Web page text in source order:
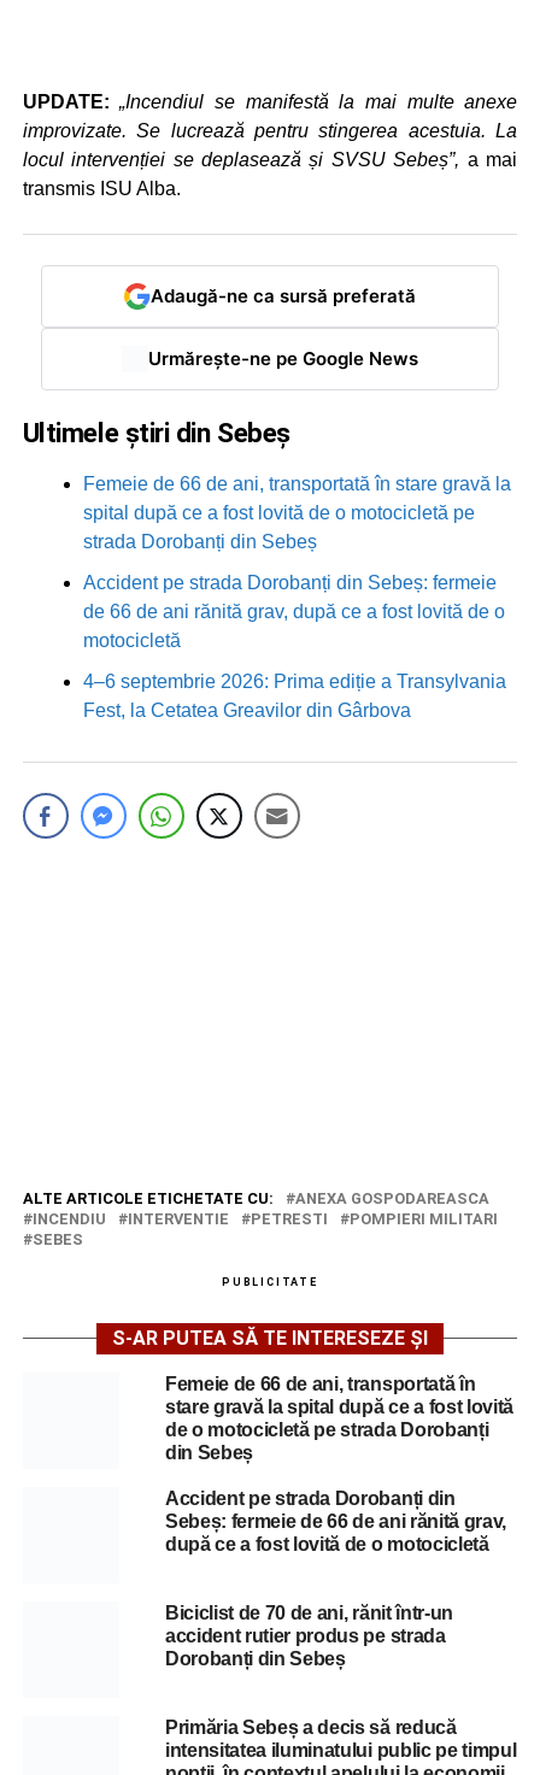
UPDATE:„Incendiul se manifestă la mai multe anexe
improvizate. Se lucrează pentru stingerea acestuia. La
locul intervenției se deplasează și SVSU Sebeș”, a mai
transmis ISU Alba.
Adaugă-ne ca sursă preferată
Urmărește-ne pe Google News
Ultimele știri din Sebeș
Femeie de 66 de ani, transportată în stare gravă la
spital după ce a fost lovită de o motocicletă pe
strada Dorobanți din Sebeș
Accident pe strada Dorobanți din Sebeș: fermeie
de 66 de ani rănită grav, după ce a fost lovită de o
motocicletă
4–6 septembrie 2026: Prima ediție a Transylvania
Fest, la Cetatea Greavilor din Gârbova
ALTE ARTICOLE ETICHETATE CU:
ANEXA GOSPODAREASCA
INCENDIU
INTERVENTIE PETRESTI
POMPIERI MILITARI
SEBES
PUBLICITATE
S-AR PUTEA SĂ TE INTERESEZE ȘI
Femeie de 66 de ani, transportată în
stare gravă la spital după ce a fost lovită
de o motocicletă pe strada Dorobanți
din Sebeș
Accident pe strada Dorobanți din
Sebeș: fermeie de 66 de ani rănită grav,
după ce a fost lovită de o motocicletă
Biciclist de 70 de ani, rănit într-un
accident rutier produs pe strada
Dorobanți din Sebeș
Primăria Sebeș a decis să reducă
intensitatea iluminatului public pe timpul